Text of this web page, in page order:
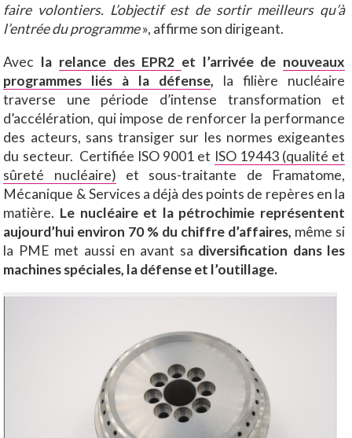
faire volontiers. L’objectif est de sortir meilleurs qu’à
l’entrée du programme», affirme son dirigeant.
Avec la relance des EPR2 et l’arrivée de nouveaux
programmes liés à la défense, la filière nucléaire
traverse une période d’intense transformation et
d’accélération, qui impose de renforcer la performance
des acteurs, sans transiger sur les normes exigeantes
du secteur. Certifiée ISO 9001 et ISO 19443 (qualité et
sûreté nucléaire) et sous-traitante de Framatome,
Mécanique & Services a déjà des points de repères en la
matière. Le nucléaire et la pétrochimie représentent
aujourd’hui environ 70 % du chiffre d’affaires, même si
la PME met aussi en avant sa diversification dans les
machines spéciales, la défense et l’outillage.